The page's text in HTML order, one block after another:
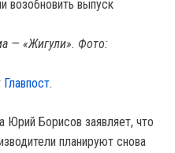
— «Жигули». Фото:
Главпост.
Юрий Борисов заявляет, что
планируют снова